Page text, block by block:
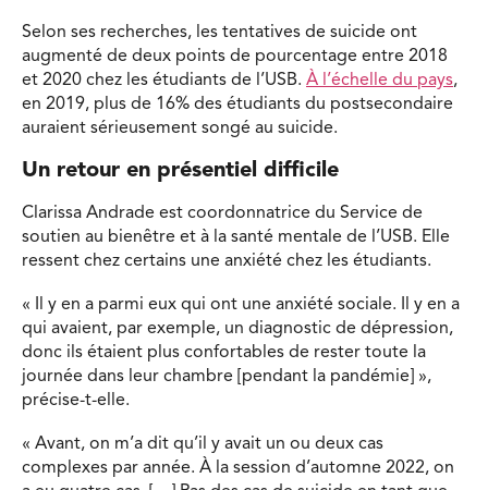
Selon ses recherches, les tentatives de suicide ont
augmenté de deux points de pourcentage entre 2018
et 2020 chez les étudiants de l’USB. À l’échelle du pays,
en 2019, plus de 16% des étudiants du postsecondaire
auraient sérieusement songé au suicide.
Un retour en présentiel difficile
Clarissa Andrade est coordonnatrice du Service de
soutien au bienêtre et à la santé mentale de l’USB. Elle
ressent chez certains une anxiété chez les étudiants.
« Il y en a parmi eux qui ont une anxiété sociale. Il y en a
qui avaient, par exemple, un diagnostic de dépression,
donc ils étaient plus confortables de rester toute la
journée dans leur chambre [pendant la pandémie] »,
précise-t-elle.
« Avant, on m’a dit qu’il y avait un ou deux cas
complexes par année. À la session d’automne 2022, on